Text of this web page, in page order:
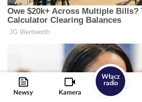
Newsy Kamera
Włącz
radio